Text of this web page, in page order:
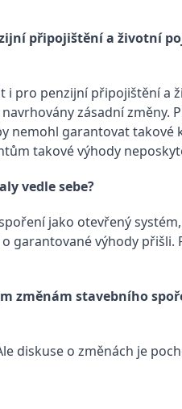
připojištění a životní
pro penzijní připojištění a
zásadní změny.
nemohl garantovat takové
takové výhody
vedle sebe?
jako otevřený
garantované výhody přišli.
změnám stavebního
diskuse o změnách je